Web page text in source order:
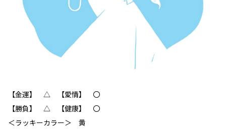
【金運】 △ 【愛情】 〇
【勝負】 △ 【健康】 ‪〇
＜ラッキーカラー＞ 黄